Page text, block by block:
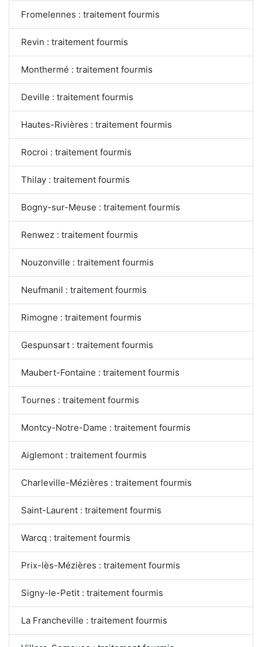
Fromelennes : traitement fourmis
Revin : traitement fourmis
Monthermé : traitement fourmis
Deville : traitement fourmis
Hautes-Rivières : traitement fourmis
Rocroi : traitement fourmis
Thilay : traitement fourmis
Bogny-sur-Meuse : traitement fourmis
Renwez : traitement fourmis
Nouzonville : traitement fourmis
Neufmanil : traitement fourmis
Rimogne : traitement fourmis
Gespunsart : traitement fourmis
Maubert-Fontaine : traitement fourmis
Tournes : traitement fourmis
Montcy-Notre-Dame : traitement fourmis
Aiglemont : traitement fourmis
Charleville-Mézières : traitement fourmis
Saint-Laurent : traitement fourmis
Warcq : traitement fourmis
Prix-lès-Mézières : traitement fourmis
Signy-le-Petit : traitement fourmis
La Francheville : traitement fourmis